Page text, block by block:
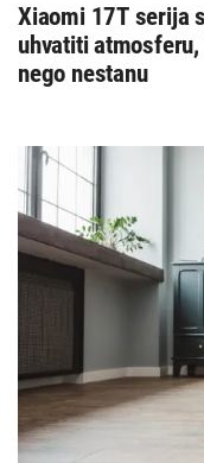
Xiaomi 17T serija
uhvatiti
nego nestanu